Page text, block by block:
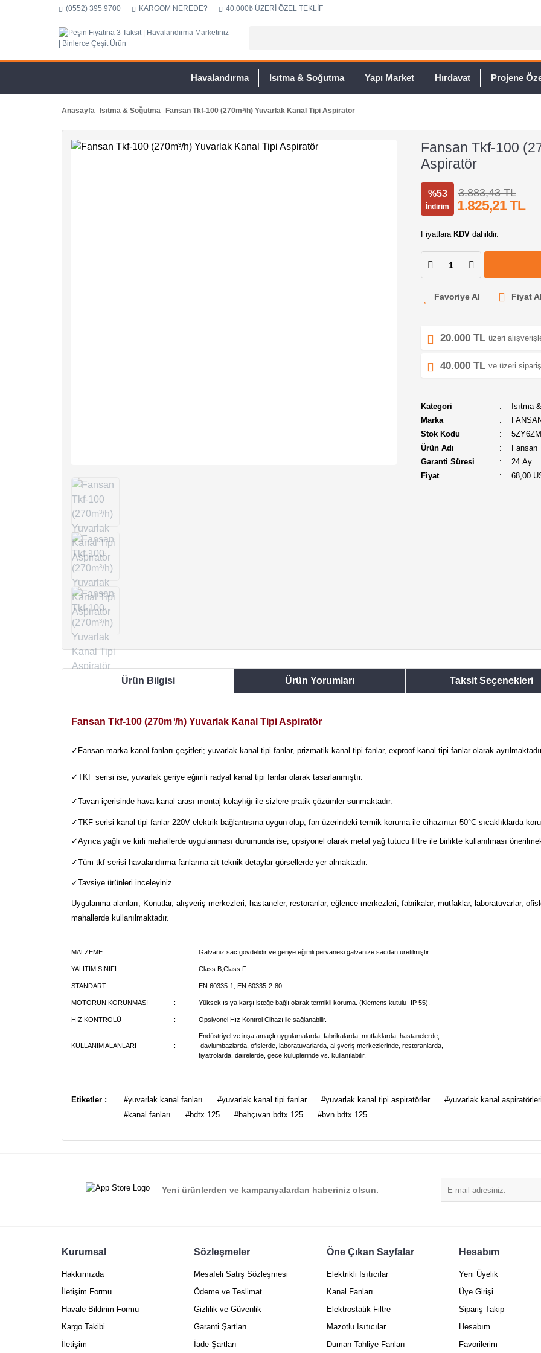
(0552) 395 9700 KARGOM NEREDE? 40.000₺ ÜZERİ ÖZEL TEKLİF
Havalandırma Isıtma & Soğutma Yapı Market Hırdavat Projene
Anasayfa Isıtma & Soğutma Fansan Tkf-100 (270m³/h) Yuvarlak Kanal Tipi Aspiratör
Fansan Tkf-100
Aspiratör
%53
İndirim
3.883,43 TL
1.825,21 TL
Fiyatlara KDV dahildir.
Fiyat
20.000 TL üzeri
40.000 TL ve üzeri
Kategori Isıtma
Marka
Stok Kodu
Ürün Adı
Fansan
Garanti Süresi
24 Ay
Fiyat
68,00
Ürün Bilgisi Ürün Yorumları Taksit Seçenekleri
Fansan Tkf-100 (270m³/h) Yuvarlak Kanal Tipi Aspiratör
✓Fansan marka kanal fanları çeşitleri; yuvarlak kanal tipi fanlar, prizmatik kanal tipi fanlar, exproof kanal tipi fanlar olarak
✓TKF serisi ise; yuvarlak geriye eğimli radyal kanal tipi fanlar olarak tasarlanmıştır.
✓Tavan içerisinde hava kanal arası montaj kolaylığı ile sizlere pratik çözümler sunmaktadır.
✓TKF serisi kanal tipi fanlar 220V elektrik bağlantısına uygun olup, fan üzerindeki termik koruma ile cihazınızı 50°C sıcaklıklarda
✓Ayrıca yağlı ve kirli mahallerde uygulanması durumunda ise, opsiyonel olarak metal yağ tutucu filtre ile birlikte kullanılması
✓Tüm tkf serisi havalandırma fanlarına ait teknik detaylar görsellerde yer almaktadır.
✓Tavsiye ürünleri inceleyiniz.
Uygulanma alanları; Konutlar, alışveriş merkezleri, hastaneler, restoranlar, eğlence merkezleri, fabrikalar, mutfaklar, laboratuvarlar,
mahallerde kullanılmaktadır.
MALZEME : Galvaniz sac gövdelidir ve geriye eğimli pervanesi galvanize sacdan üretilmiştir.
YALITIM SINIFI : Class B,Class F
STANDART : EN 60335-1, EN 60335-2-80
MOTORUN KORUNMASI : Yüksek ısıya karşı isteğe bağlı olarak termikli koruma. (Klemens kutulu- IP 55).
HIZ KONTROLÜ : Opsiyonel Hız Kontrol Cihazı ile sağlanabilir.
KULLANIM ALANLARI :
Endüstriyel ve inşa amaçlı uygulamalarda, fabrikalarda, mutfaklarda, hastanelerde,
davlumbazlarda, ofislerde, laboratuvarlarda, alışveriş merkezlerinde, restoranlarda,
tiyatrolarda, dairelerde, gece kulüplerinde vs. kullanılabilir.
Bu ürüne ilk yorumu siz yapın!
Ürün açıklamasında eksik bilgiler bulunuyor.
Bu ürüne benzer farklı alternatifler olmalı.
Etiketler : #yuvarlak kanal fanları #yuvarlak kanal tipi fanlar #yuvarlak kanal tipi aspiratörler #yuvarlak kanal aspiratörleri
#kanal fanları
#bdtx 125 #bahçıvan bdtx 125 #bvn bdtx 125
Yeni ürünlerden ve kampanyalardan haberiniz olsun.
Kurumsal
Hakkımızda
İletişim Formu
Havale Bildirim Formu
Kargo Takibi
İletişim
Sözleşmeler
Mesafeli Satış Sözleşmesi
Ödeme ve Teslimat
Gizlilik ve Güvenlik
Garanti Şartları
İade Şartları
Öne Çıkan Sayfalar
Elektrikli Isıtıcılar
Kanal Fanları
Elektrostatik Filtre
Mazotlu Isıtıcılar
Duman Tahliye Fanları
Hesabım
Yeni Üyelik
Üye Girişi
Sipariş Takip
Hesabım
Favorilerim